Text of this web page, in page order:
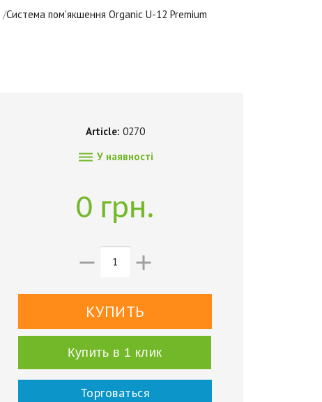
/Система пом'якшення Organic U-12 Premium
Article: 0270
 У наявності
0 грн.
 
Купить в 1 клик
Торговаться